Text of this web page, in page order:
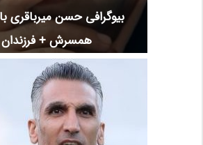
بیوگرافی حسن میرباقری
همسرش + فرزندان